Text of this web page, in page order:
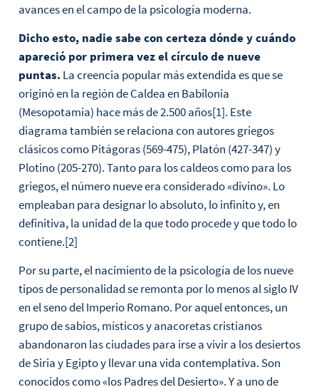
avances en el campo de la psicología moderna.
Dicho esto, nadie sabe con certeza dónde y cuándo
apareció por primera vez el círculo de nueve
puntas. La creencia popular más extendida es que se
originó en la región de Caldea en Babilonia
(Mesopotamia) hace más de 2.500 años[1]. Este
diagrama también se relaciona con autores griegos
clásicos como Pitágoras (569-475), Platón (427-347) y
Plotino (205-270). Tanto para los caldeos como para los
griegos, el número nueve era considerado «divino». Lo
empleaban para designar lo absoluto, lo infinito y, en
definitiva, la unidad de la que todo procede y que todo lo
contiene.[2]
Por su parte, el nacimiento de la psicología de los nueve
tipos de personalidad se remonta por lo menos al siglo IV
en el seno del Imperio Romano. Por aquel entonces, un
grupo de sabios, místicos y anacoretas cristianos
abandonaron las ciudades para irse a vivir a los desiertos
de Siria y Egipto y llevar una vida contemplativa. Son
conocidos como «los Padres del Desierto». Y a uno de